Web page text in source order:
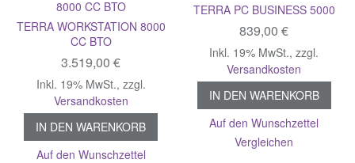
TERRA WORKSTATION 8000
CC BTO
3.519,00 €
Inkl. 19% MwSt., zzgl.
Versandkosten
IN DEN WARENKORB
Auf den Wunschzettel
TERRA PC BUSINESS 5000
839,00 €
Inkl. 19% MwSt.,zzgl.
Versandkosten
IN DEN WARENKORB
Auf den Wunschzettel
Vergleichen